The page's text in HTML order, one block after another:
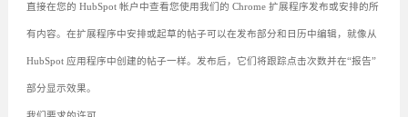
直接在您的 HubSpot 帐户中查看您使用我们的 Chrome 扩展程序发布或安排的所
有内容。在扩展程序中安排或起草的帖子可以在发布部分和日历中编辑，就像从
HubSpot 应用程序中创建的帖子一样。发布后，它们将跟踪点击次数并在“报告”
部分显示效果。